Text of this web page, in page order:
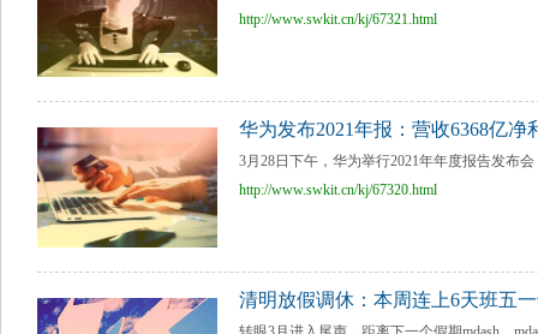
http://www.swkit.cn/kj/67321.html
华为发布2021年报：营收6368亿净
3月28日下午，华为举行2021年年度报告发布
http://www.swkit.cn/kj/67320.html
清明放假调休：本周连上6天班五